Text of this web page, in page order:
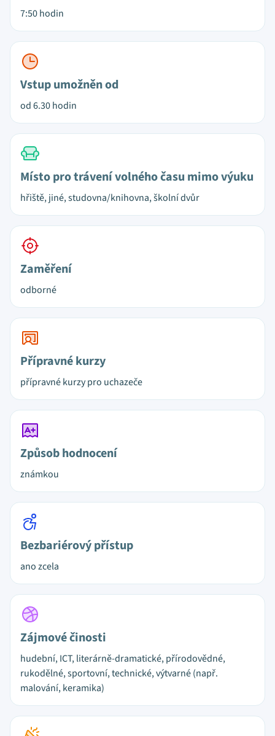
7:50 hodin
Vstup umožněn od
od 6.30 hodin
Místo pro trávení volného času mimo výuku
hřiště, jiné, studovna/knihovna, školní dvůr
Zaměření
odborné
Přípravné kurzy
přípravné kurzy pro uchazeče
Způsob hodnocení
známkou
Bezbariérový přístup
ano zcela
Zájmové činosti
hudební, ICT, literárně-dramatické, přírodovědné,
rukodělné, sportovní, technické, výtvarné (např.
malování, keramika)